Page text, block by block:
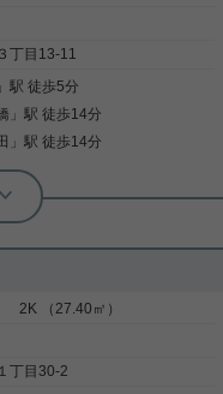
・通風・眺望ともに良好。 ・お
キングヒーター付きシステムキ
機置場、温水洗浄便座、エアコ
・来訪者の顔が見えるTVモニタ
も安心。 ■ オン・オフ
ーション ・副都心線、有楽町
が使えて通勤・通学至便。 ・
地区。緑豊かな公園も多く、
めます。
詳細を見る
丁目13-11
」駅 徒歩5分
」駅 徒歩14分
」駅 徒歩14分
L字キッチンや追い炊
徒歩5分！ 駐輪場1台付きの角
申し込み受け付け中です！
2K （27.40㎡）
丁目30-2